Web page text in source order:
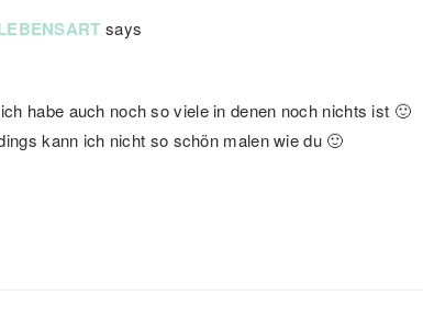
says
habe auch noch so viele in denen noch nichts ist 🙂
kann ich nicht so schön malen wie du 🙂